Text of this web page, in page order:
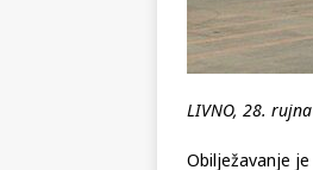
LIVNO, 28. rujna
Obilježavanje